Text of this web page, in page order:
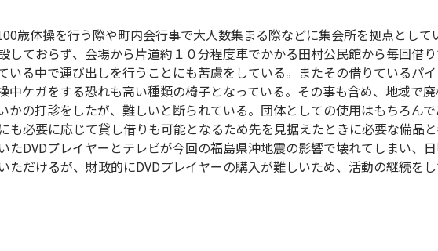
歳体操を行う際や町内会行事で大人数集まる際などに集会所を拠点として
しておらず、会場から片道約１０分程度車でかかる田村公民館から毎回借
いる中で運び出しを行うことにも苦慮をしている。またその借りているパ
中ケガをする恐れも高い種類の椅子となっている。その事も含め、地域で
かの打診をしたが、難しいと断られている。団体としての使用はもちろん
も必要に応じて貸し借りも可能となるため先を見据えたときに必要な備品
たDVDプレイヤーとテレビが今回の福島県沖地震の影響で壊れてしまい、
ただけるが、財政的にDVDプレイヤーの購入が難しいため、活動の継続を